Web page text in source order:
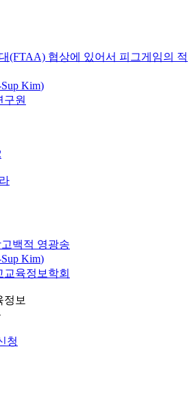
(FTAA) 협상에 있어서 피그게임의 적
Kim)
구원
백적 영광송
Kim)
교육정보학회
정보
청